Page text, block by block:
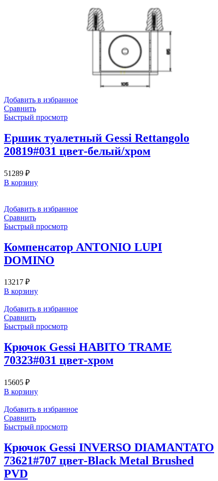
Добавить в избранное
Сравнить
Быстрый просмотр
Ершик туалетный Gessi Rettangolo
20819#031 цвет-белый/хром
51289 ₽
В корзину
Добавить в избранное
Сравнить
Быстрый просмотр
Компенсатор ANTONIO LUPI
DOMINO
13217 ₽
В корзину
Добавить в избранное
Сравнить
Быстрый просмотр
Крючок Gessi HABITO TRAME
70323#031 цвет-хром
15605 ₽
В корзину
Добавить в избранное
Сравнить
Быстрый просмотр
Крючок Gessi INVERSO DIAMANTATO
73621#707 цвет-Black Metal Brushed
PVD